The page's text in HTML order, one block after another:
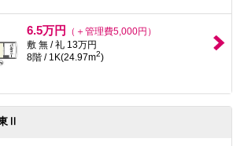
6.5万円
（＋管理費5,000円）
敷 無 / 礼 13万円
8階 / 1K(24.97m2)
Ⅱ